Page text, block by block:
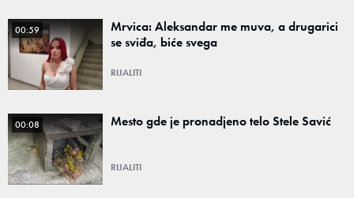
00:59
Mrvica: Aleksandar me muva, a drugarici
se sviđa, biće svega
RIJALITI
00:08 Mesto gde je pronadjeno telo Stele Savić
RIJALITI